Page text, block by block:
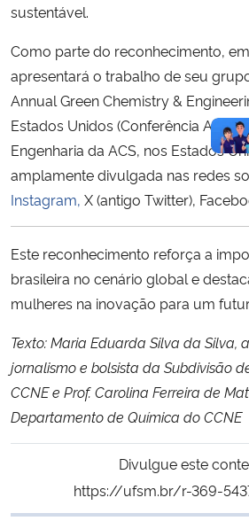
sustentável.
Como parte do reconhecimento,
apresentará o trabalho de seu
Annual Green Chemistry &
Estados Unidos (Conferência Anual
Engenharia da ACS, nos Estados
amplamente divulgada nas redes
Instagram, X (antigo Twitter),
Este reconhecimento reforça a
brasileira no cenário global e
mulheres na inovação para um
Texto: Maria Eduarda Silva da Silva,
jornalismo e bolsista da Subdivisão
CCNE e Prof. Carolina Ferreira de
Departamento de Química do CCNE
Divulgue este
https://ufsm.br/r-369-